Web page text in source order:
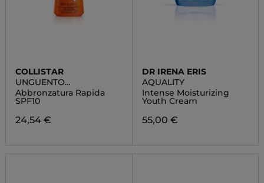
COLLISTAR
UNGUENTO
CONCENTRATO
SUPERABBRONZANTE
Abbronzatura Rapida
SPF10
24,54 €
DR IRENA ERIS
AQUALITY
Intense Moisturizing
Youth Cream
55,00 €